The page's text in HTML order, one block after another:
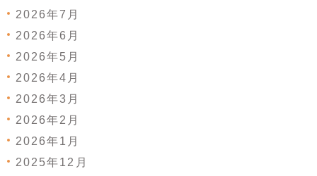
2026年7月
2026年6月
2026年5月
2026年4月
2026年3月
2026年2月
2026年1月
2025年12月